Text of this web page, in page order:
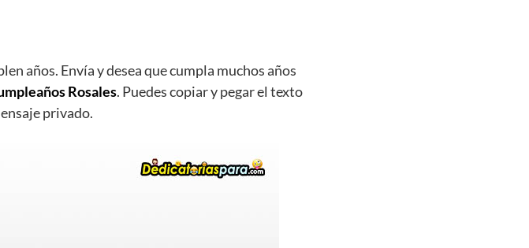
años. Envía y desea que cumpla muchos años
Rosales. Puedes copiar y pegar el texto
privado.